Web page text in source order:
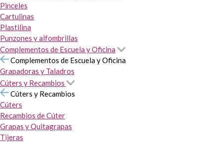
Pinceles
Cartulinas
Plastilina
Punzones y alfombrillas
Complementos de Escuela y Oficina
Complementos de Escuela y Oficina
Grapadoras y Taladros
Cúters y Recambios
Cúters y Recambios
Cúters
Recambios de Cúter
Grapas y Quitagrapas
Tijeras